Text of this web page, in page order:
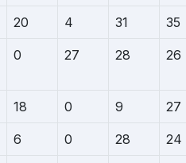
20 4 31 35
0 27 28 26
18 0 9 27
6 0 28 24